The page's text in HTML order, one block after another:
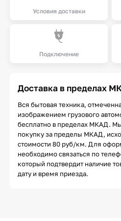
Условия доставки
Подключение
Доставка в пределах
Вся бытовая техника,
изображением грузового
бесплатно в пределах МКАД.
покупку за пределы МКАД,
стоимости 80 руб/км. Для
необходимо связаться по
который подтвердит наличие
дату и время приезда.